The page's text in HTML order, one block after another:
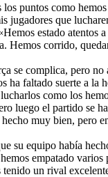
puntos como hemos
jugadores que
estado atentos a
Hemos corrido,
se complica, pero
ha faltado suerte a la
como los
luego el partido se
muy bien, pero
su equipo había
empatado varios
un rival